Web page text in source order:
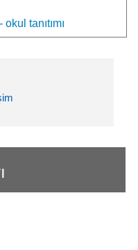
tanıtımı